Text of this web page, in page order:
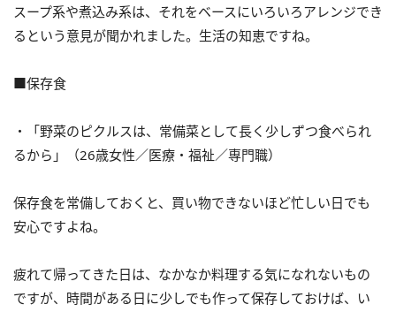
スープ系や煮込み系は、それをベースにいろいろアレンジでき
るという意見が聞かれました。生活の知恵ですね。
■保存食
・「野菜のピクルスは、常備菜として長く少しずつ食べられ
るから」（26歳女性／医療・福祉／専門職）
保存食を常備しておくと、買い物できないほど忙しい日でも
安心ですよね。
疲れて帰ってきた日は、なかなか料理する気になれないもの
ですが、時間がある日に少しでも作って保存しておけば、い